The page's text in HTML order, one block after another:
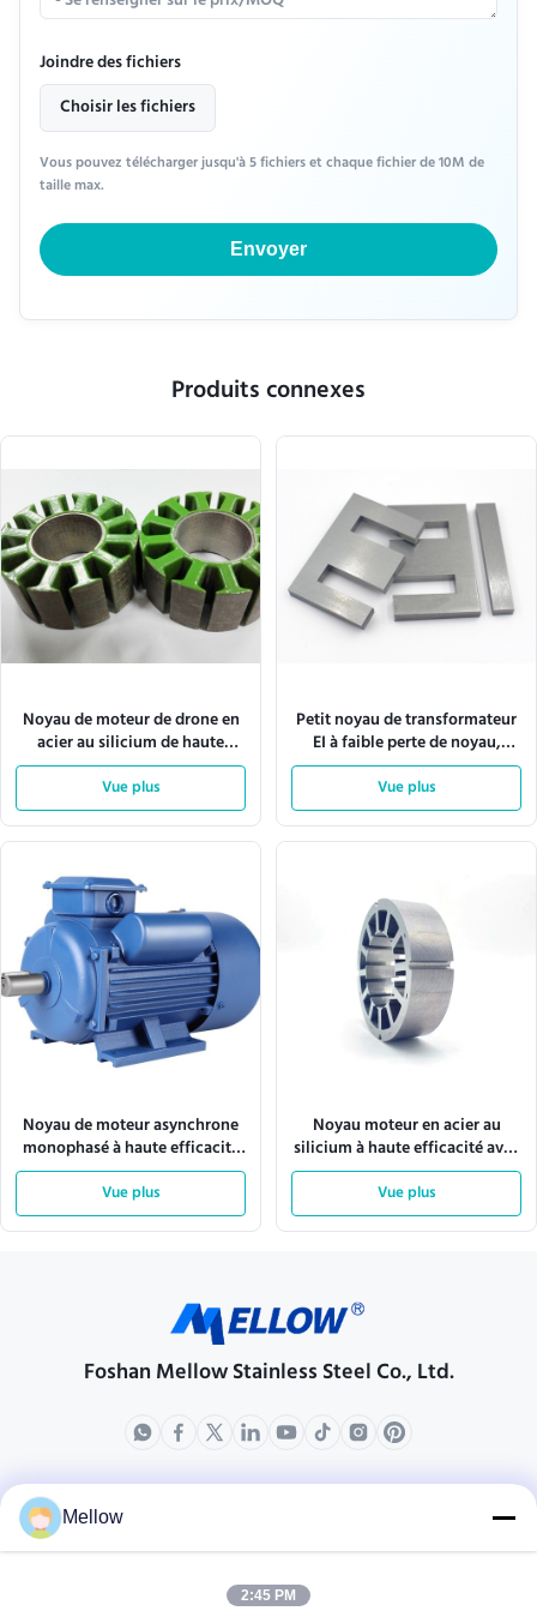
Joindre des fichiers
Choisir les fichiers
Vous pouvez télécharger jusqu'à 5 fichiers et chaque fichier de 10M de
taille max.
Envoyer
Produits connexes
Noyau de moteur de drone en
acier au silicium de haute
qualité avec faible perte de
noyau et dimensions
personnalisables
Vue plus
Petit noyau de transformateur
EI à faible perte de noyau,
densité de flux de saturation
élevée et stratifications
imprimées de précision
Vue plus
Noyau de moteur asynchrone
monophasé à haute efficacité
énergétique avec faible bruit et
vibrations pour la stabilité
thermique
Vue plus
Noyau moteur en acier au
silicium à haute efficacité avec
stabilité thermique et tôles de
précision pour moteurs
électriques
Vue plus
Foshan Mellow Stainless Steel Co., Ltd.
produits
Profil d'entreprise
Visite d'usine
Mellow
2:45 PM